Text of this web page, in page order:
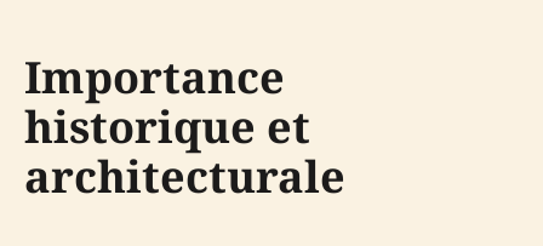
Importance
historique et
architecturale